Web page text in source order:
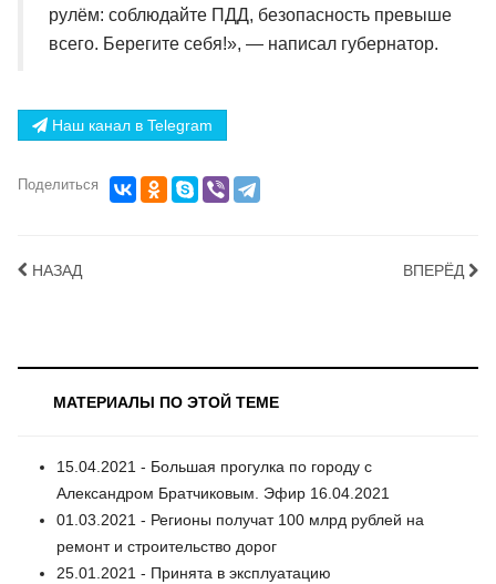
рулём: соблюдайте ПДД, безопасность превыше
всего. Берегите себя!», — написал губернатор.
Наш канал в Telegram
Поделиться
НАЗАД ВПЕРЁД
МАТЕРИАЛЫ ПО ЭТОЙ ТЕМЕ
15.04.2021 - Большая прогулка по городу с
Александром Братчиковым. Эфир 16.04.2021
01.03.2021 - Регионы получат 100 млрд рублей на
ремонт и строительство дорог
25.01.2021 - Принята в эксплуатацию